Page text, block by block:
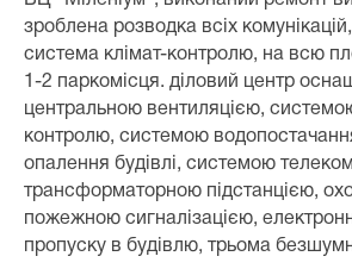
зроблена розводка всіх
система клімат-контролю, на всю
1-2 паркомісця. діловий центр
центральною вентиляцією,
контролю, системою
опалення будівлі, системою
трансформаторною підстанцією,
пожежною сигналізацією,
пропуску в будівлю, трьома